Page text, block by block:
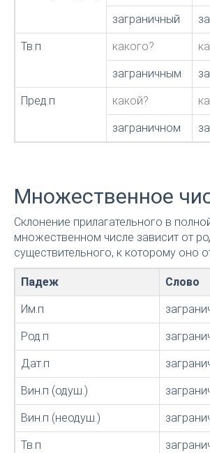
заграничный
Тв.п какого?
заграничным
Пред.п какой?
заграничном
Множественное
Склонение прилагательного в
множественном числе зависит от
существительного, к которому оно
Падеж Слово
Им.п
Род.п
Дат.п
Вин.п (одуш.)
Вин.п (неодуш.)
Тв.п